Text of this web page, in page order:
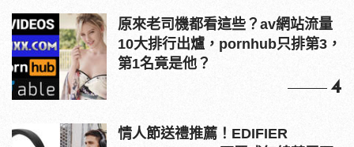
原來老司機都看這些？av網站流量
10大排行出爐，pornhub只排第3，
第1名竟是他？
4
情人節送禮推薦！EDIFIER